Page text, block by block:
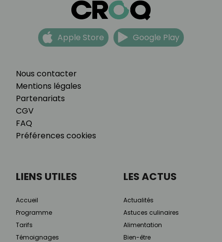
Nous contacter
Mentions légales
Partenariats
CGV
FAQ
Préférences cookies
Apple Store Google Play
LIENS UTILES
Accueil
Programme
Tarifs
Témoignages
LES ACTUS
Actualités
Astuces culinaires
Alimentation
Bien-être